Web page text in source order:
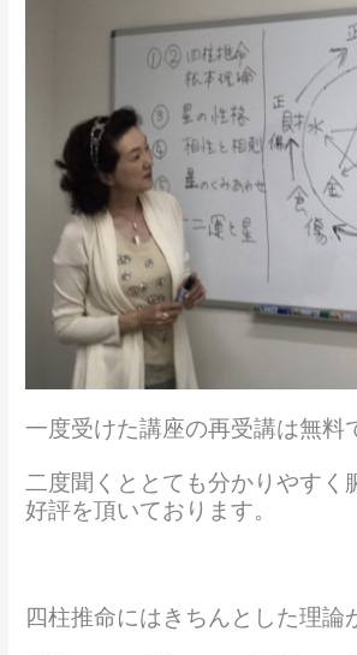
一度受けた講座の再受講は無料
二度聞くととても分かりやすく
好評を頂いております。
四柱推命にはきちんとした理論